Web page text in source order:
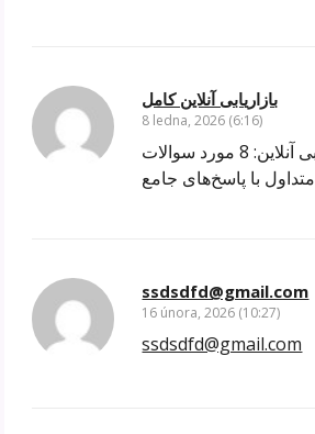
بازاریابی آنلاین کامل
8 ledna, 2026 (6:16)
آموزش کامل بازاریابی آنلاین: 8 مورد سوالات
متداول با پاسخ‌های جامع
ssdsdfd@gmail.com
16 února, 2026 (10:27)
ssdsdfd@gmail.com